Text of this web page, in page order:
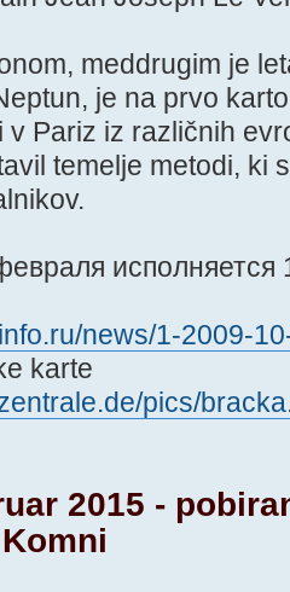
meddrugim je
je na prvo
v Pariz iz različnih
temelje metodi, ki
исполняется
news/1-2009-
karte
pics/
2015 -